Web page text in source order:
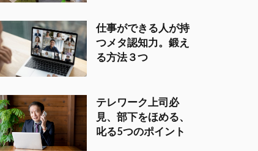
仕事ができる人が持
つメタ認知力。鍛え
る方法３つ
テレワーク上司必
見、部下をほめる、
叱る5つのポイント